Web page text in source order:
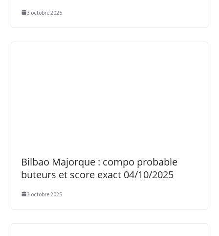
3 octobre 2025
Bilbao Majorque : compo probable
buteurs et score exact 04/10/2025
3 octobre 2025